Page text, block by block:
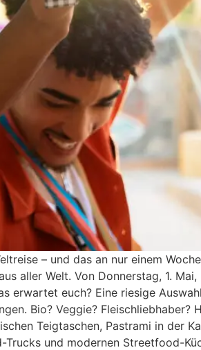
– und das an nur einem
aller Welt. Von Donnerstag, 1.
erwartet euch? Eine riesige
Bio? Veggie?
Teigtaschen, Pastrami in der
Trucks und modernen Streetfood-